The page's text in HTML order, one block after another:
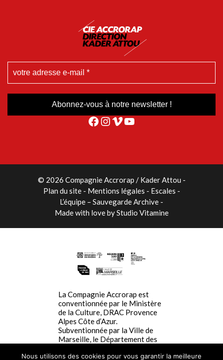
Facebook
Instagram
Vimeo
YouTube
© 2026 Compagnie Accrorap / Kader Attou -
Plan du site
Mentions légales
Escales
L’équipe – Sauvegarde Archive
Made with love byStudio Vitamine
La Compagnie Accrorap est
conventionnée par le Ministère
de la Culture, DRAC Provence
Alpes Côte d’Azur.
Subventionnée par la Ville de
Marseille, le Département des
SUD Provence-Alpes-Côte-
Nous utilisons des cookies pour vous garantir la meilleure